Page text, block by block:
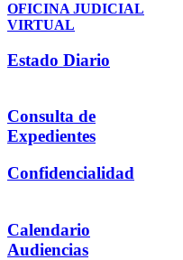
OFICINA JUDICIAL
VIRTUAL
Estado Diario
Consulta de
Expedientes
Confidencialidad
Calendario
Audiencias